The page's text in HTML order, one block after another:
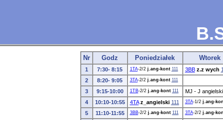
Nr Godz Poniedziałek Wtorek
1 7:30- 8:15 1TA-2/2 j.ang-kont 111 3BB z.z wych
2
8:20- 9:05 3TA-2/2 j.ang-kont 111
3 9:15-10:00 1TB-2/2 j.ang-kont 111
MJ - J angielski
4
10:10-10:55 4TA z_angielski 111 3TA-1/2 j.ang-
5 11:10-11:55 3BB-2/2 j.ang-kont 111 3TA-2/2 j.ang-